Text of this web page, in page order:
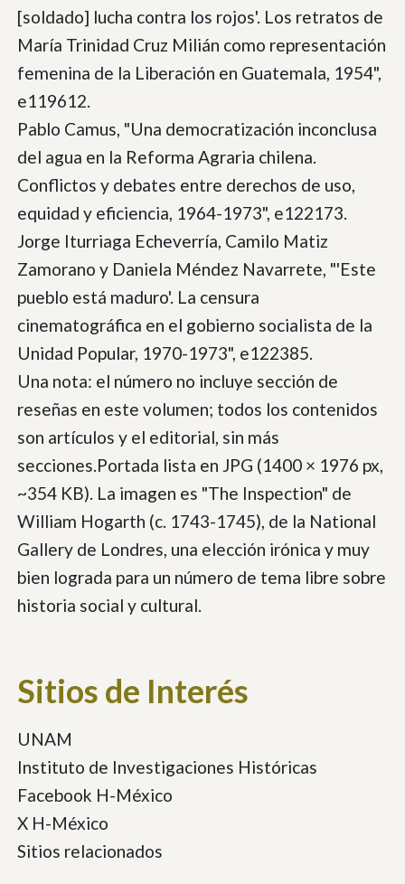
[soldado] lucha contra los rojos'. Los retratos de
María Trinidad Cruz Milián como representación
femenina de la Liberación en Guatemala, 1954",
e119612.
Pablo Camus, "Una democratización inconclusa
del agua en la Reforma Agraria chilena.
Conflictos y debates entre derechos de uso,
equidad y eficiencia, 1964-1973", e122173.
Jorge Iturriaga Echeverría, Camilo Matiz
Zamorano y Daniela Méndez Navarrete, "'Este
pueblo está maduro'. La censura
cinematográfica en el gobierno socialista de la
Unidad Popular, 1970-1973", e122385.
Una nota: el número no incluye sección de
reseñas en este volumen; todos los contenidos
son artículos y el editorial, sin más
secciones.Portada lista en JPG (1400 × 1976 px,
~354 KB). La imagen es "The Inspection" de
William Hogarth (c. 1743-1745), de la National
Gallery de Londres, una elección irónica y muy
bien lograda para un número de tema libre sobre
historia social y cultural.
Sitios de Interés
UNAM
Instituto de Investigaciones Históricas
Facebook H-México
X H-México
Sitios relacionados